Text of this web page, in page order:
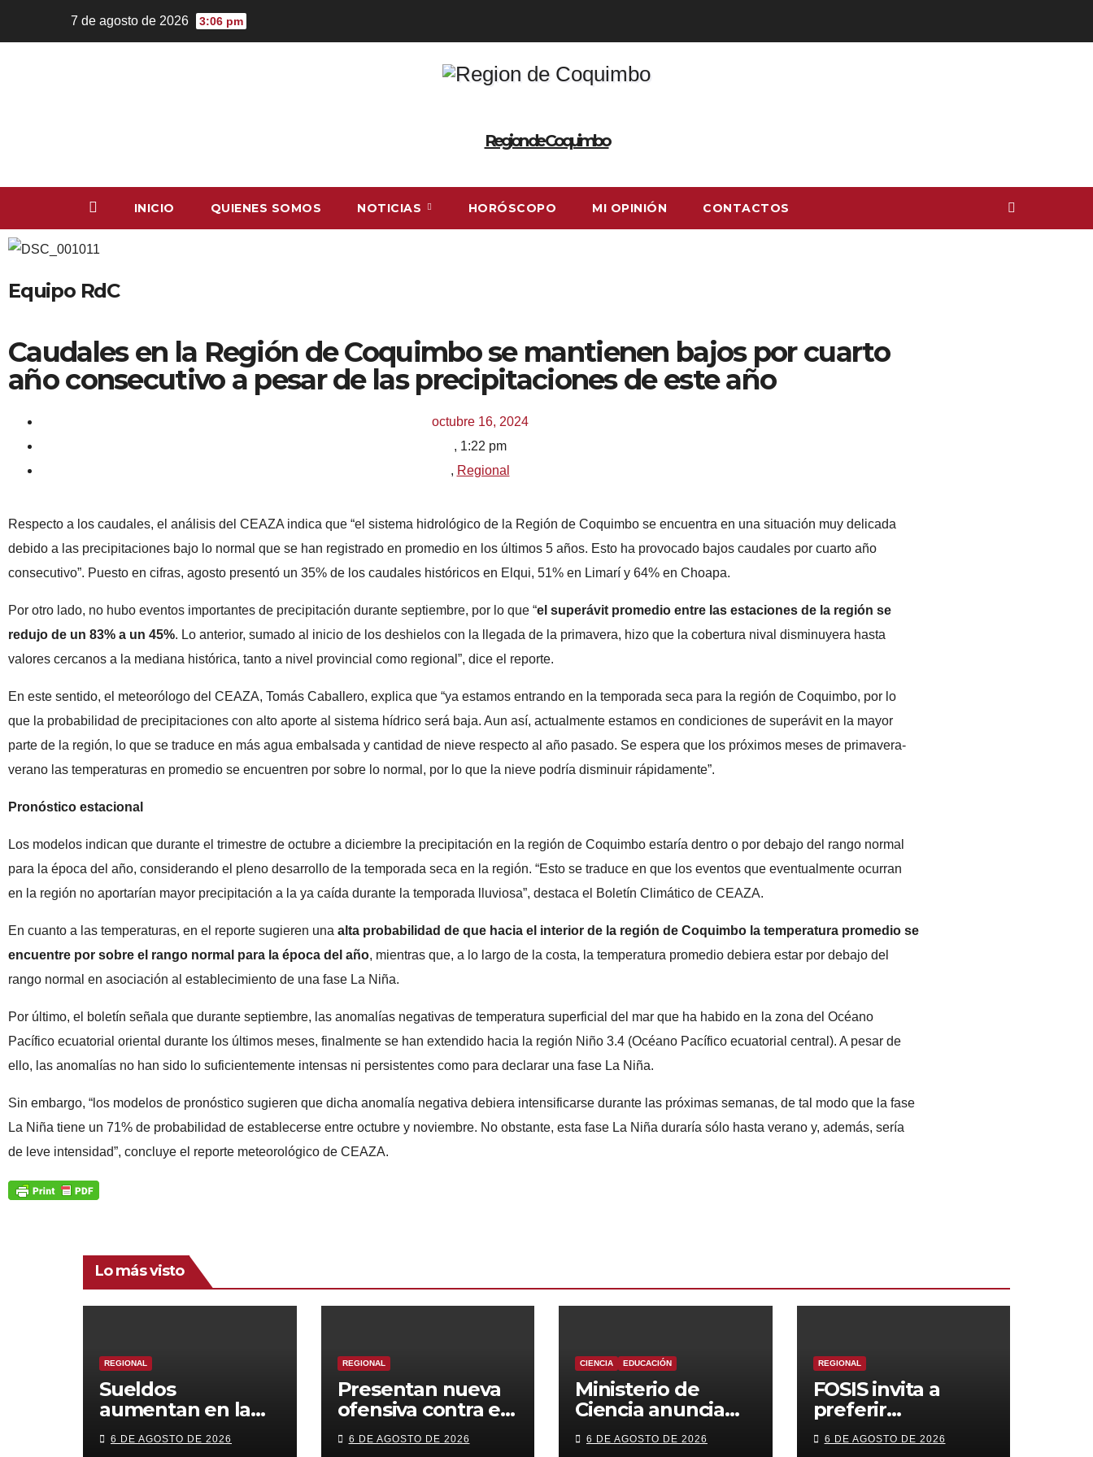
7 de agosto de 2026 3:06 pm
Region de Coquimbo
INICIO QUIENES SOMOS NOTICIAS HORÓSCOPO MI OPINIÓN CONTACTOS
Equipo RdC
Caudales en la Región de Coquimbo se mantienen bajos por cuarto
año consecutivo a pesar de las precipitaciones de este año
octubre 16, 2024
, 1:22 pm
, Regional
Respecto a los caudales, el análisis del CEAZA indica que “el sistema hidrológico de la Región de Coquimbo se encuentra en una situación muy delicada
debido a las precipitaciones bajo lo normal que se han registrado en promedio en los últimos 5 años. Esto ha provocado bajos caudales por cuarto año
consecutivo”. Puesto en cifras, agosto presentó un 35% de los caudales históricos en Elqui, 51% en Limarí y 64% en Choapa.
Por otro lado, no hubo eventos importantes de precipitación durante septiembre, por lo que “el superávit promedio entre las estaciones de la región se
redujo de un 83% a un 45%. Lo anterior, sumado al inicio de los deshielos con la llegada de la primavera, hizo que la cobertura nival disminuyera hasta
valores cercanos a la mediana histórica, tanto a nivel provincial como regional”, dice el reporte.
En este sentido, el meteorólogo del CEAZA, Tomás Caballero, explica que “ya estamos entrando en la temporada seca para la región de Coquimbo, por lo
que la probabilidad de precipitaciones con alto aporte al sistema hídrico será baja. Aun así, actualmente estamos en condiciones de superávit en la mayor
parte de la región, lo que se traduce en más agua embalsada y cantidad de nieve respecto al año pasado. Se espera que los próximos meses de primavera-
verano las temperaturas en promedio se encuentren por sobre lo normal, por lo que la nieve podría disminuir rápidamente”.
Pronóstico estacional
Los modelos indican que durante el trimestre de octubre a diciembre la precipitación en la región de Coquimbo estaría dentro o por debajo del rango normal
para la época del año, considerando el pleno desarrollo de la temporada seca en la región. “Esto se traduce en que los eventos que eventualmente ocurran
en la región no aportarían mayor precipitación a la ya caída durante la temporada lluviosa”, destaca el Boletín Climático de CEAZA.
En cuanto a las temperaturas, en el reporte sugieren una alta probabilidad de que hacia el interior de la región de Coquimbo la temperatura promedio se
encuentre por sobre el rango normal para la época del año, mientras que, a lo largo de la costa, la temperatura promedio debiera estar por debajo del
rango normal en asociación al establecimiento de una fase La Niña.
Por último, el boletín señala que durante septiembre, las anomalías negativas de temperatura superficial del mar que ha habido en la zona del Océano
Pacífico ecuatorial oriental durante los últimos meses, finalmente se han extendido hacia la región Niño 3.4 (Océano Pacífico ecuatorial central). A pesar de
ello, las anomalías no han sido lo suficientemente intensas ni persistentes como para declarar una fase La Niña.
Sin embargo, “los modelos de pronóstico sugieren que dicha anomalía negativa debiera intensificarse durante las próximas semanas, de tal modo que la fase
La Niña tiene un 71% de probabilidad de establecerse entre octubre y noviembre. No obstante, esta fase La Niña duraría sólo hasta verano y, además, sería
de leve intensidad”, concluye el reporte meteorológico de CEAZA.
Lo más visto
REGIONAL
Sueldos
aumentan en la
región, pero
pierde fuerza el
6 DE AGOSTO DE 2026
REGIONAL
Presentan nueva
ofensiva contra el
crimen
organizado: más
6 DE AGOSTO DE 2026
CIENCIA EDUCACIÓN
Ministerio de
Ciencia anuncia
reforma a becas
chile con foco en
6 DE AGOSTO DE 2026
REGIONAL
FOSIS invita a
preferir
emprendimientos
locales para
6 DE AGOSTO DE 2026